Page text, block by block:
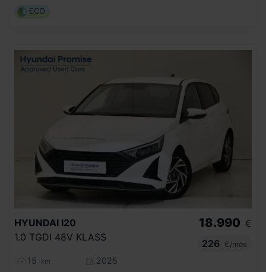
ECO
HYUNDAI I20
1.0 TGDI 48V KLASS
15 km
2025
18.990 €
226
€/mes